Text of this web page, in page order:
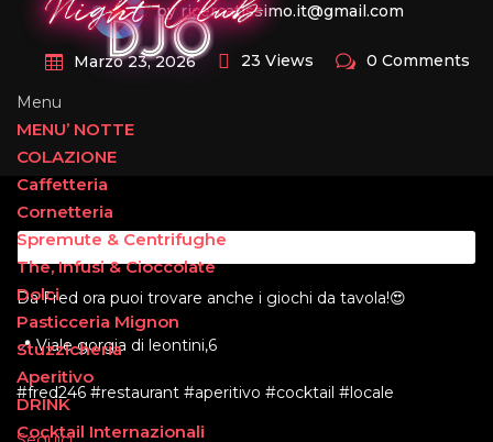
Menu
MENU’ NOTTE
COLAZIONE
Caffetteria
Cornetteria
Spremute & Centrifughe
The, Infusi & Cioccolate
Dolci
Pasticceria Mignon
Stuzzicheria
Aperitivo
DRINK
Cocktail Internazionali
by ricercatissimo.it@gmail.com
Marzo 23, 2026 23 Views 0 Comments
Da Fred ora puoi trovare anche i giochi da tavola!😍
📍 Viale gorgia di leontini,6
#fred246 #restaurant #aperitivo #cocktail #locale